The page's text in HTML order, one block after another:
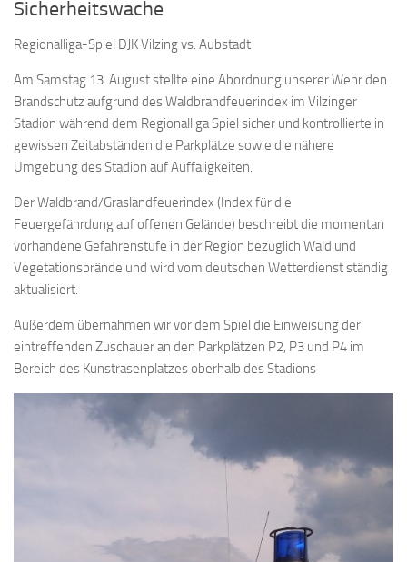
Sicherheitswache
Regionalliga-Spiel DJK Vilzing vs. Aubstadt
Am Samstag 13. August stellte eine Abordnung unserer Wehr den
Brandschutz aufgrund des Waldbrandfeuerindex im Vilzinger
Stadion während dem Regionalliga Spiel sicher und kontrollierte in
gewissen Zeitabständen die Parkplätze sowie die nähere
Umgebung des Stadion auf Auffäligkeiten.
Der Waldbrand/Graslandfeuerindex (Index für die
Feuergefährdung auf offenen Gelände) beschreibt die momentan
vorhandene Gefahrenstufe in der Region bezüglich Wald und
Vegetationsbrände und wird vom deutschen Wetterdienst ständig
aktualisiert.
Außerdem übernahmen wir vor dem Spiel die Einweisung der
eintreffenden Zuschauer an den Parkplätzen P2, P3 und P4 im
Bereich des Kunstrasenplatzes oberhalb des Stadions